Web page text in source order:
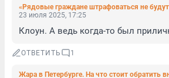
23 июля 2025, 17:25
Клоун. А ведь когда-то был
ОТВЕТИТЬ 1